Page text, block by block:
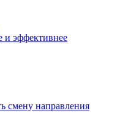
и эффективнее
смену направления